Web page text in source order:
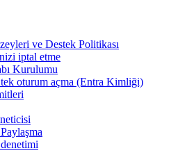
ve Destek Politikası
iptal etme
Kurulumu
oturum açma (Entra Kimliği)